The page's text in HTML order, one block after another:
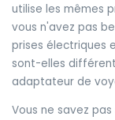
utilise les mêmes
vous n'avez pas
prises électriques
sont-elles
adaptateur de
Vous ne savez